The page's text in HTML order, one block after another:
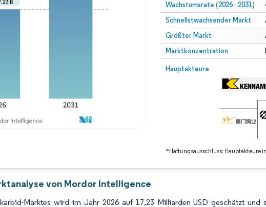
Wachstumsrate (2026 - 2031)
Schnellstwachsender Markt
Größter Markt
Marktkonzentration
Hauptakteure
*Haftungsausschluss: Hauptakteure
Bild © Mordor Intelligence.
Bild © Mordor Intelligence. Wiederverwendung erfordert Namensnennung gemäß CC
von Mordor Intelligence
Marktes wird im Jahr 2026 auf 17,23 Milliarden USD geschätzt und